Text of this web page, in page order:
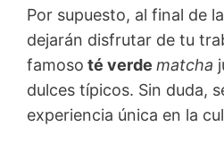
Por supuesto, al final de
dejarán disfrutar de tu
famoso té verde matcha
dulces típicos. Sin duda,
experiencia única en la